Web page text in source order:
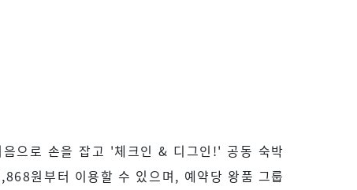
으로 손을 잡고 '체크인 & 디그인!' 공동 숙박
원부터 이용할 수 있으며, 예약당 왕품 그룹